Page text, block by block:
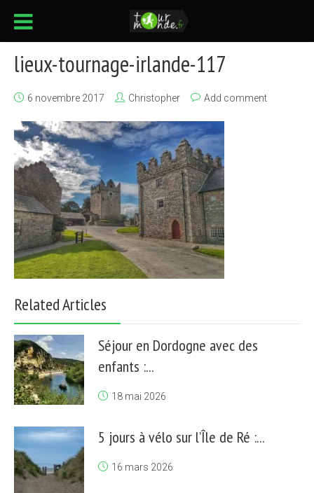
lieux-tournage-irlande-117
6 novembre 2017 Christopher Add comment
Related Articles
Séjour en Dordogne avec des
enfants :...
18 mai 2026
5 jours à vélo sur l’Île de Ré :...
16 mars 2026